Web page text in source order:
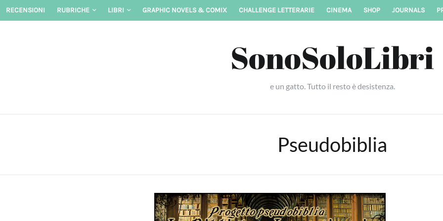
Skip
RECENSIONI RUBRICHE LIBRI GRAPHIC NOVELS & COMIX CHALLENGE LETTERARIE CINEMA SHOP JOURNALS
SonoSoloLibri
e un gatto. Tutto il resto è desistenza.
Pseudobiblia